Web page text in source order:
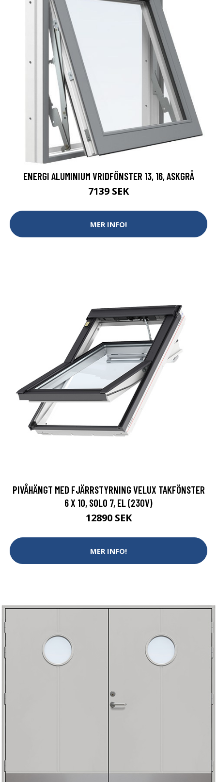
ENERGI ALUMINIUM VRIDFÖNSTER 13, 16, ASKGRÅ
7139 SEK
MER INFO!
PIVÅHÄNGT MED FJÄRRSTYRNING VELUX TAKFÖNSTER
6 X 10, SOLO 7, EL (230V)
12890 SEK
MER INFO!